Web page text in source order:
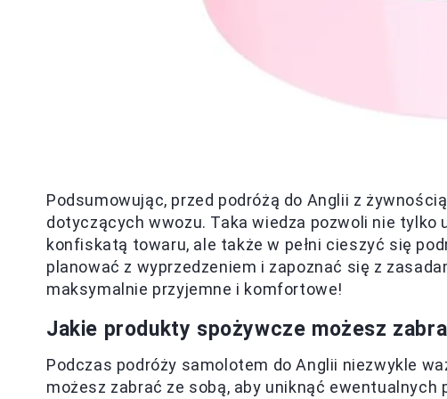
Podsumowując, przed podróżą do Anglii z
dotyczących wwozu. Taka wiedza pozwoli nie
konfiskatą towaru, ale także w pełni cieszyć się
planować z wyprzedzeniem i zapoznać się z
maksymalnie przyjemne i komfortowe!
Jakie produkty spożywcze możesz
Podczas podróży samolotem do Anglii niezwykle
możesz zabrać ze sobą, aby uniknąć